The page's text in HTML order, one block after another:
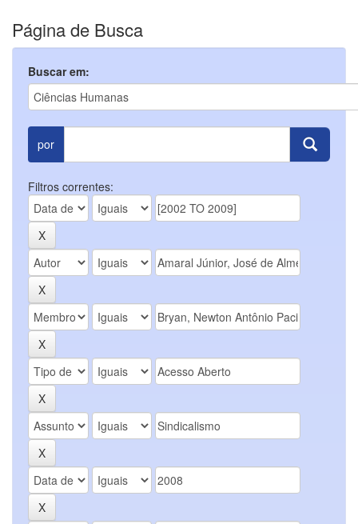
Página de Busca
Buscar em:
por
Filtros correntes: